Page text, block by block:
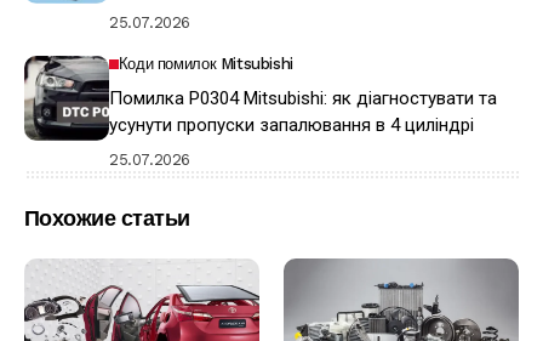
25.07.2026
Коди помилок Mitsubishi
Помилка P0304 Mitsubishi: як діагностувати та
усунути пропуски запалювання в 4 циліндрі
25.07.2026
Похожие статьи